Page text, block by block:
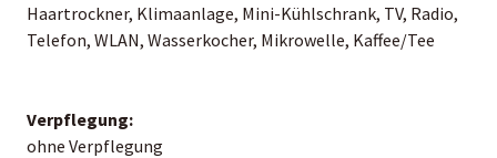
Haartrockner, Klimaanlage, Mini-Kühlschrank, TV, Radio,
Telefon, WLAN, Wasserkocher, Mikrowelle, Kaffee/Tee
Verpflegung:
ohne Verpflegung